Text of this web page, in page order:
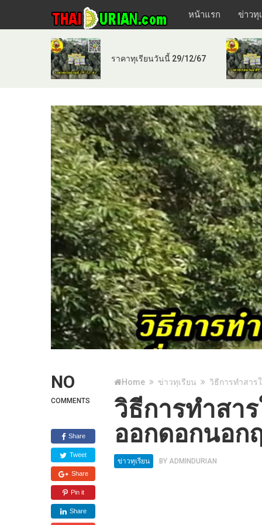
หน้าแรก ข่าวทุ
ราคาทุเรียนวันนี้ 29/12/67
NO
COMMENTS
Share
Tweet
Share
Pin it
Share
Home ข่าวทุเรียน วิธีการทำสาร
วิธีการทำสา
ออกดอกนอก
ข่าวทุเรียน BY ADMINDURIAN